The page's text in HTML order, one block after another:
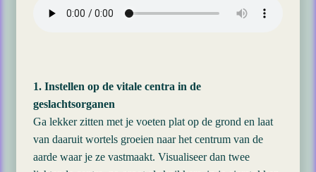
1. Instellen op de vitale centra in de
geslachtsorganen
Ga lekker zitten met je voeten plat op de grond en laat
van daaruit wortels groeien naar het centrum van de
aarde waar je ze vastmaakt. Visualiseer dan twee